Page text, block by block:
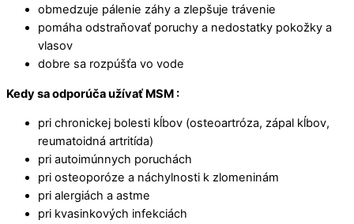
obmedzuje pálenie záhy a zlepšuje trávenie
pomáha odstraňovať poruchy a nedostatky pokožky a
vlasov
dobre sa rozpúšťa vo vode
Kedy sa odporúča užívať MSM :
pri chronickej bolesti kĺbov (osteoartróza, zápal kĺbov,
reumatoidná artritída)
pri autoimúnnych poruchách
pri osteoporóze a náchylnosti k zlomeninám
pri alergiách a astme
pri kvasinkových infekciách